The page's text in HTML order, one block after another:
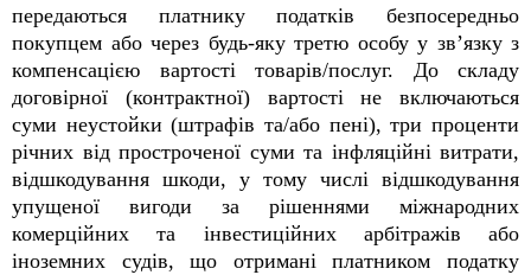
передаються платнику податків безпосередньо
покупцем або через будь-яку третю особу у зв’язку з
компенсацією вартості товарів/послуг. До складу
договірної (контрактної) вартості не включаються
суми неустойки (штрафів та/або пені), три проценти
річних від простроченої суми та інфляційні витрати,
відшкодування шкоди, у тому числі відшкодування
упущеної вигоди за рішеннями міжнародних
комерційних та інвестиційних арбітражів або
іноземних судів, що отримані платником податку